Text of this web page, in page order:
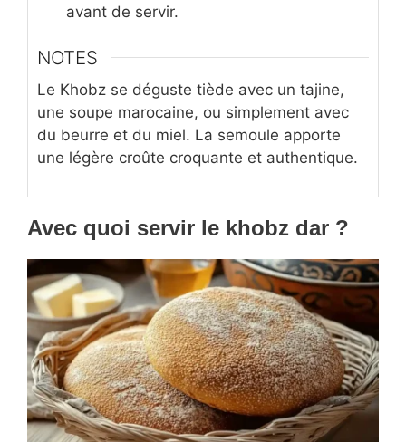
avant de servir.
NOTES
Le Khobz se déguste tiède avec un tajine,
une soupe marocaine, ou simplement avec
du beurre et du miel. La semoule apporte
une légère croûte croquante et authentique.
Avec quoi servir le khobz dar ?